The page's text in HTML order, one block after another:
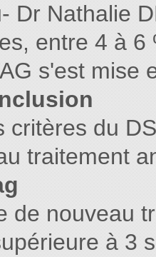
Dr Nathalie
entre 4 à
s'est mise
critères du
traitement
de nouveau
à 3